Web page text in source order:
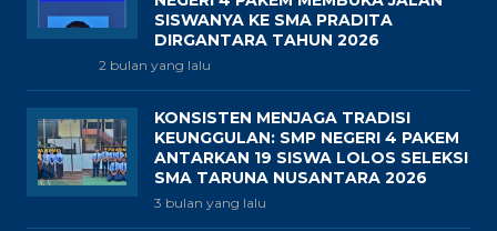
SISWANYA KE SMA PRADITA
DIRGANTARA TAHUN 2026
2 bulan yang lalu
KONSISTEN MENJAGA TRADISI
KEUNGGULAN: SMP NEGERI 4 PAKEM
ANTARKAN 19 SISWA LOLOS SELEKSI
SMA TARUNA NUSANTARA 2026
3 bulan yang lalu